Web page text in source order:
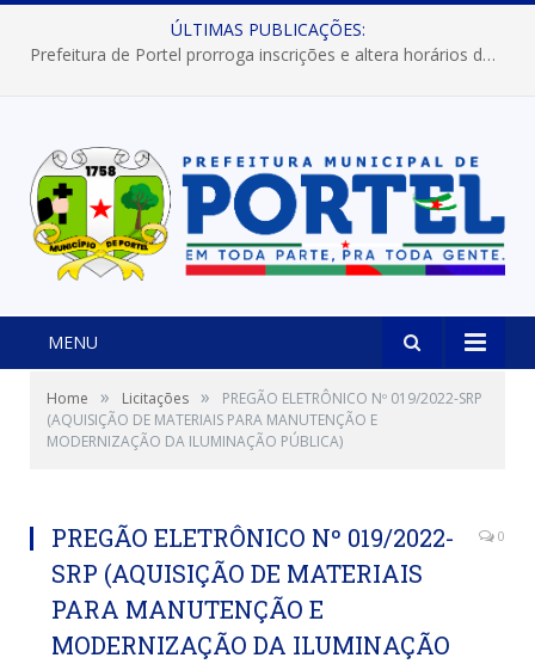
ÚLTIMAS PUBLICAÇÕES:
Prefeitura de Portel prorroga inscrições e altera horários dos concursos “Musa” e “Miss Mix Verão 2026”
MENU
Home » Licitações »
PREGÃO ELETRÔNICO Nº 019/2022-SRP
(AQUISIÇÃO DE MATERIAIS PARA MANUTENÇÃO E
MODERNIZAÇÃO DA ILUMINAÇÃO PÚBLICA)
PREGÃO ELETRÔNICO Nº 019/2022-
SRP (AQUISIÇÃO DE MATERIAIS
PARA MANUTENÇÃO E
MODERNIZAÇÃO DA ILUMINAÇÃO
0